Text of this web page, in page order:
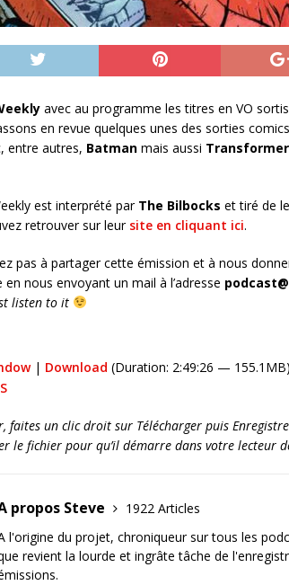
avec au programme les titres en VO
en revue quelques unes des sorties
entre autres, Batman mais aussi
est interprété par The Bilbocks et tiré de
retrouver sur leur site en cliquant ici.
pas à partager cette émission et à nous
nous envoyant un mail à l’adresse
listen to it
| Download (Duration: 2:49:26 — 155.1MB)
faites un clic droit sur Télécharger puis
le fichier pour qu’il démarre dans votre lecteur
propos Steve
1922 Articles
l'origine du projet, chroniqueur sur tous les
revient la lourde et ingrâte tâche de